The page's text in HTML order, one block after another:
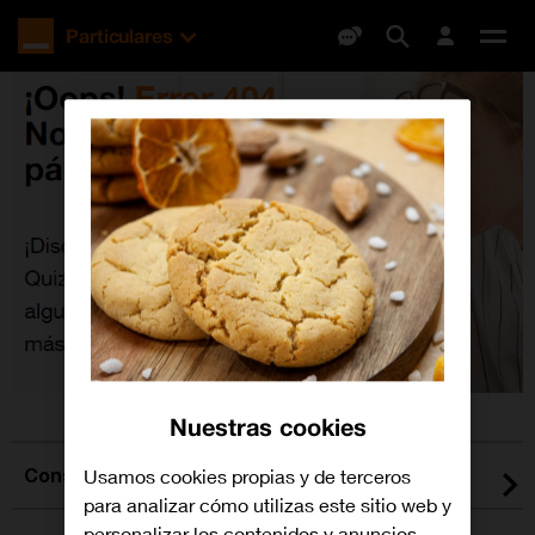
Orange
España
Particulares
Consulta todas nuestras tarifas
Nuestras cookies
Usamos cookies propias y de terceros
para analizar cómo utilizas este sitio web y